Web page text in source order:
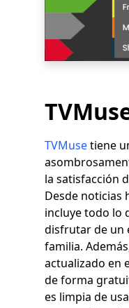
TVMusetiene
la satisfacción
Desde noticias
incluye todo lo
disfrutar de un
familia.
actualizado en
de forma
es limpia de